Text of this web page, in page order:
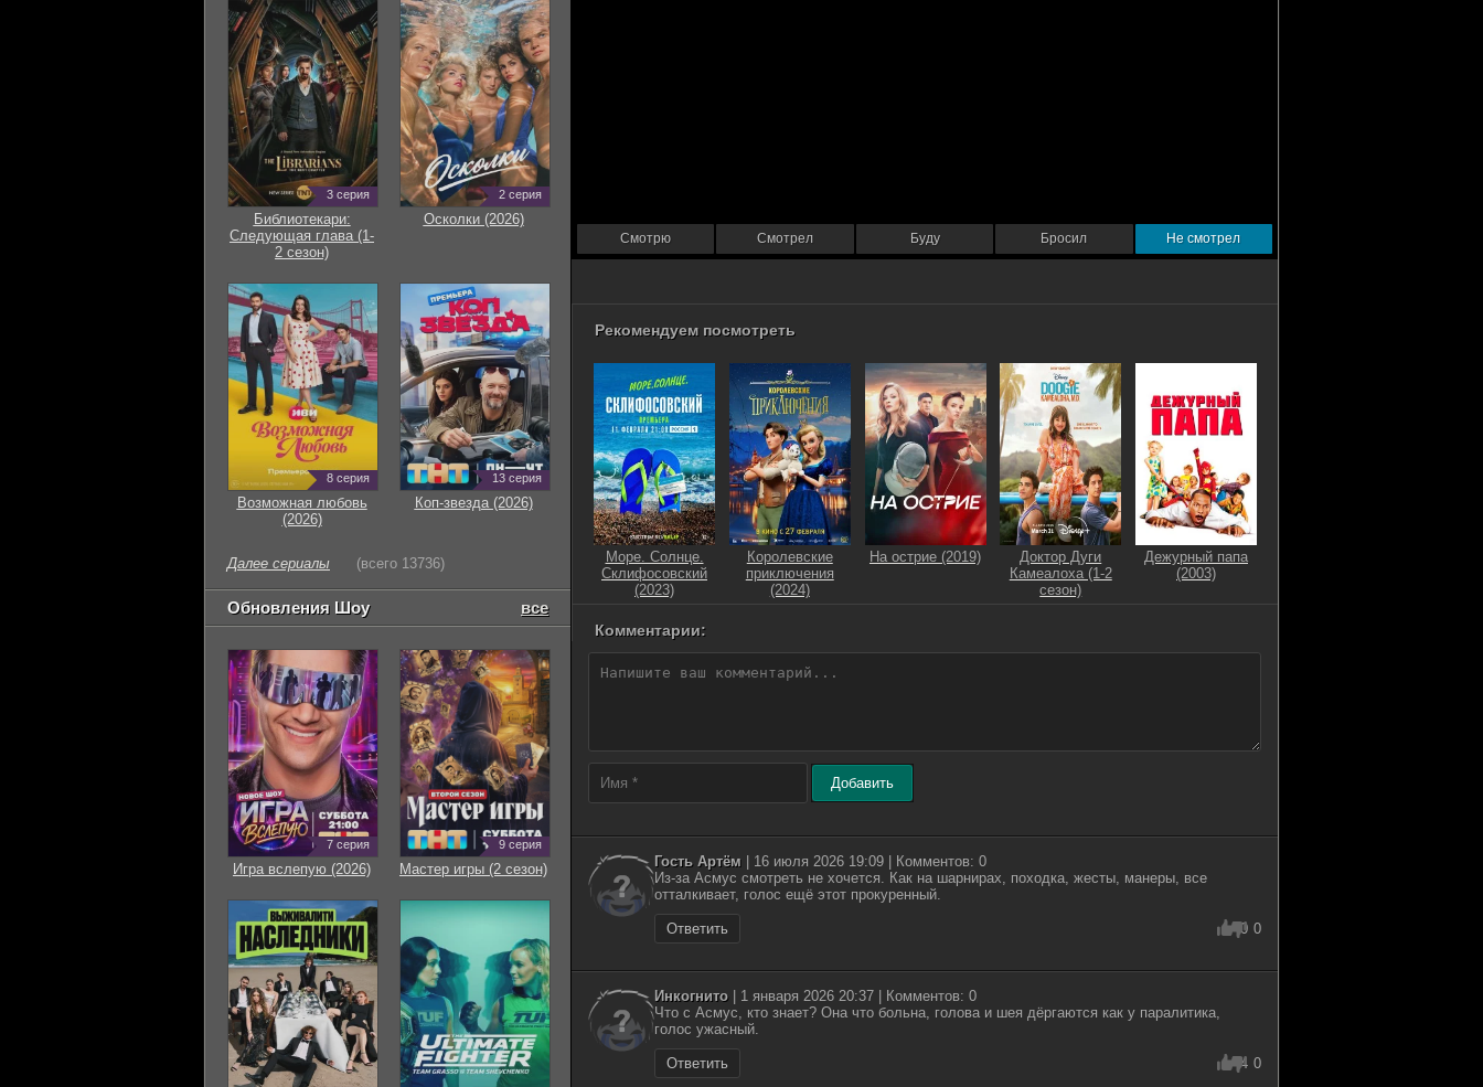
Смотрю Смотрел Буду Бросил Не смотрел
Рекомендуем посмотреть
Море. Солнце.
Склифосовский
(2023)
Королевские
приключения
(2024)
На острие (2019)
Доктор Дуги
Камеалоха (1-2
сезон)
Дежурный папа
(2003)
Комментарии:
Добавить
Гость Артём | 16 июля 2026 19:09 | Комментов: 0
Из-за Асмус смотреть не хочется. Как на шарнирах, походка, жесты, манеры, все
отталкивает, голос ещё этот прокуренный.
Ответить 0 0
Инкогнито | 1 января 2026 20:37 | Комментов: 0
Что с Асмус, кто знает? Она что больна, голова и шея дёргаются как у паралитика,
голос ужасный.
Ответить 4 0
3 серия
Библиотекари:
Следующая глава (1-
2 сезон)
2 серия
Осколки (2026)
8 серия
Возможная любовь
(2026)
13 серия
Коп-звезда (2026)
Далее сериалы (всего 13736)
Обновления Шоу все
7 серия
Игра вслепую (2026)
9 серия
Мастер игры (2 сезон)